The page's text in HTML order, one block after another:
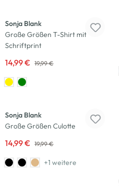
Sonja Blank
Große Größen T-Shirt mit
Schriftprint
14,99 € 19,99 €
Sonja Blank
Große Größen Culotte
14,99 € 19,99 €
+1 weitere